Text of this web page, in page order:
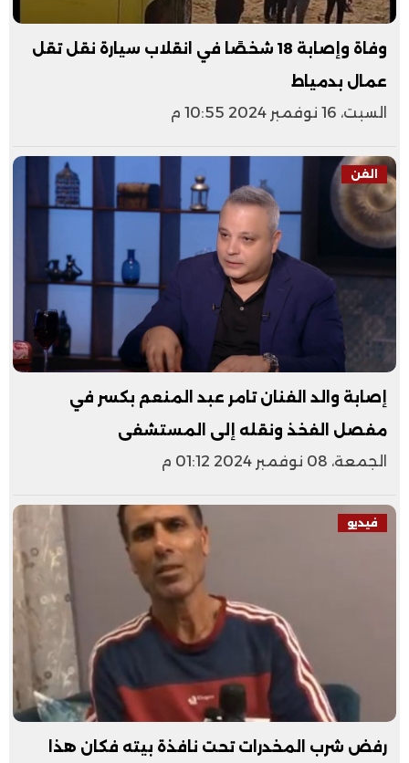
وفاة وإصابة 18 شخصًا في انقلاب سيارة نقل تقل
عمال بدمياط
السبت، 16 نوفمبر 2024 10:55 م
الفن
إصابة والد الفنان تامر عبد المنعم بكسر في
مفصل الفخذ ونقله إلى المستشفى
الجمعة، 08 نوفمبر 2024 01:12 م
فيديو
رفض شرب المخدرات تحت نافذة بيته فكان هذا